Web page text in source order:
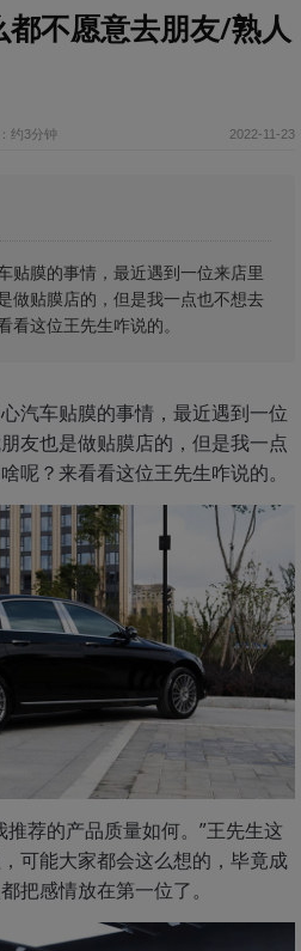
不愿意去朋友/熟人
约3分钟 2022-11-23
贴膜的事情，最近遇到一位来店里
做贴膜店的，但是我一点也不想去
这位王先生咋说的。
汽车贴膜的事情，最近遇到一位
友也是做贴膜店的，但是我一点
呢？来看看这位王先生咋说的。
荐的产品质量如何。”王先生这
可能大家都会这么想的，毕竟成
把感情放在第一位了。